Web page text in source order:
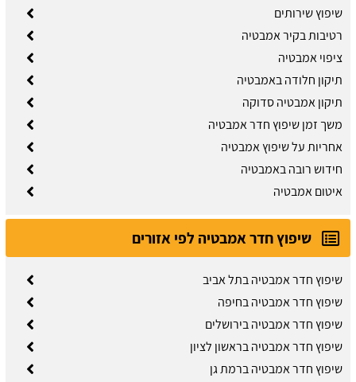
שיפוץ שירותים
רטיבות בקיר אמבטיה
ציפוי אמבטיה
תיקון חלודה באמבטיה
תיקון אמבטיה סדוקה
משך זמן שיפוץ חדר אמבטיה
אחריות על שיפוץ אמבטיה
חידוש רובה באמבטיה
איטום אמבטיה
שיפוץ חדר אמבטיה לפי אזורים
שיפוץ חדר אמבטיה בתל אביב
שיפוץ חדר אמבטיה בחיפה
שיפוץ חדר אמבטיה בירושלים
שיפוץ חדר אמבטיה בראשון לציון
שיפוץ חדר אמבטיה ברמת גן